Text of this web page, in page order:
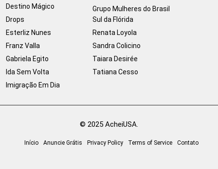
Destino Mágico
Drops
Esterliz Nunes
Franz Valla
Gabriela Egito
Ida Sem Volta
Imigração Em Dia
Grupo Mulheres do Brasil
Sul da Flórida
Renata Loyola
Sandra Colicino
Taiara Desirée
Tatiana Cesso
© 2025 AcheiUSA.
Início Anuncie Grátis Privacy Policy Terms of Service Contato